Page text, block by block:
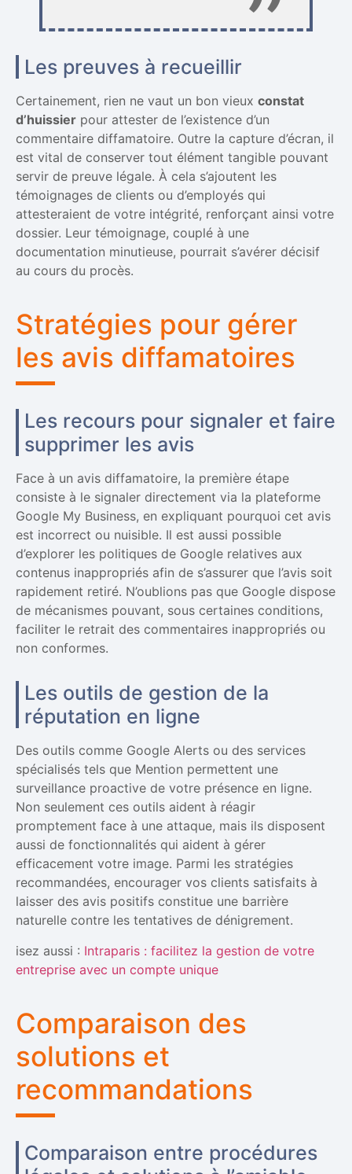
Les preuves à recueillir
Certainement, rien ne vaut un bon vieux constat
d’huissier pour attester de l’existence d’un
commentaire diffamatoire. Outre la capture d’écran, il
est vital de conserver tout élément tangible pouvant
servir de preuve légale. À cela s’ajoutent les
témoignages de clients ou d’employés qui
attesteraient de votre intégrité, renforçant ainsi votre
dossier. Leur témoignage, couplé à une
documentation minutieuse, pourrait s’avérer décisif
au cours du procès.
Stratégies pour gérer
les avis diffamatoires
Les recours pour signaler et faire
supprimer les avis
Face à un avis diffamatoire, la première étape
consiste à le signaler directement via la plateforme
Google My Business, en expliquant pourquoi cet avis
est incorrect ou nuisible. Il est aussi possible
d’explorer les politiques de Google relatives aux
contenus inappropriés afin de s’assurer que l’avis soit
rapidement retiré. N’oublions pas que Google dispose
de mécanismes pouvant, sous certaines conditions,
faciliter le retrait des commentaires inappropriés ou
non conformes.
Les outils de gestion de la
réputation en ligne
Des outils comme Google Alerts ou des services
spécialisés tels que Mention permettent une
surveillance proactive de votre présence en ligne.
Non seulement ces outils aident à réagir
promptement face à une attaque, mais ils disposent
aussi de fonctionnalités qui aident à gérer
efficacement votre image. Parmi les stratégies
recommandées, encourager vos clients satisfaits à
laisser des avis positifs constitue une barrière
naturelle contre les tentatives de dénigrement.
isez aussi : Intraparis : facilitez la gestion de votre
entreprise avec un compte unique
Comparaison des
solutions et
recommandations
Comparaison entre procédures